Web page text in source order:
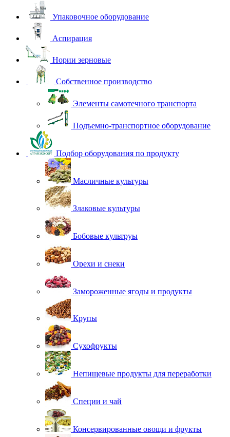
Упаковочное оборудование
Аспирация
Нории зерновые
Собственное производство
Элементы самотечного транспорта
Подъемно-транспортное оборудование
Подбор оборудования по продукту
Масличные культуры
Злаковые культуры
Бобовые культруы
Орехи и снеки
Замороженные ягоды и продукты
Крупы
Сухофрукты
Непищевые продукты для переработки
Специи и чай
Консервированные овощи и фрукты